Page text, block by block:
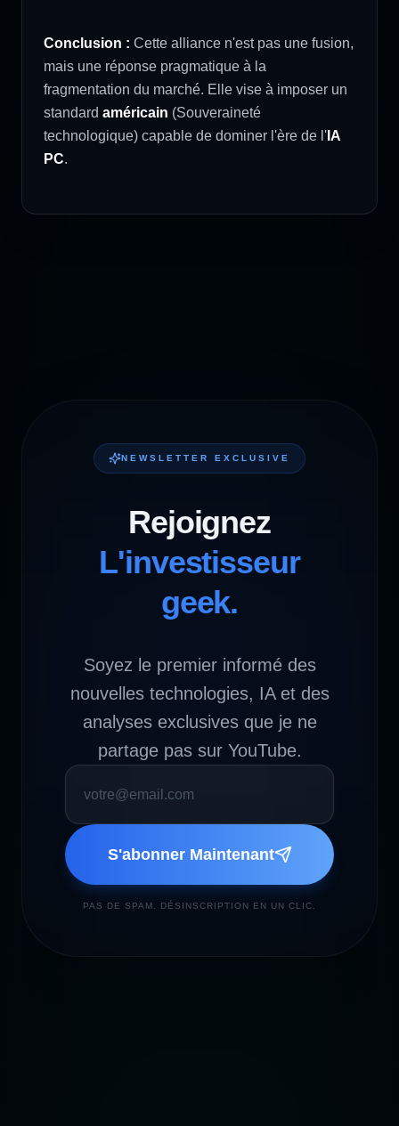
Conclusion : Cette alliance n'est pas une fusion,
mais une réponse pragmatique à la
fragmentation du marché. Elle vise à imposer un
standard américain (Souveraineté
technologique) capable de dominer l'ère de l' IA
PC.
NEWSLETTER EXCLUSIVE
Rejoignez
L'investisseur
geek.
Soyez le premier informé des
nouvelles technologies, IA et des
analyses exclusives que je ne
partage pas sur YouTube.
S'abonner Maintenant
PAS DE SPAM. DÉSINSCRIPTION EN UN CLIC.